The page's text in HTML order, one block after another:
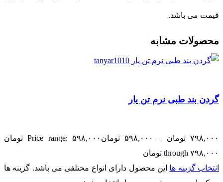
قیمت می باشد.
محصولات مشابه
گردن بند طبی نرم تن یار
۷۹۸,۰۰۰ تومان – ۵۹۸,۰۰۰ تومان
Price range: ۵۹۸,۰۰۰ تومان
through ۷۹۸,۰۰۰ تومان
انتخاب گزینه ها این محصول دارای انواع مختلفی می باشد. گزینه ها